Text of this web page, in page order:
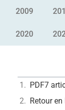
2009
2020
PDF7
Retour